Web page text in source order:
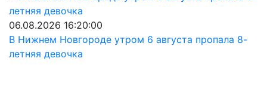
06.08.2026 16:20:00
В Нижнем Новгороде утром 6 августа пропала 8-
летняя девочка